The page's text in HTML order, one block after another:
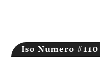
Iso Numero #110